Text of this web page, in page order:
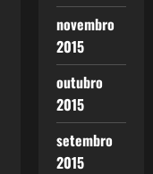
novembro
2015
outubro
2015
setembro
2015